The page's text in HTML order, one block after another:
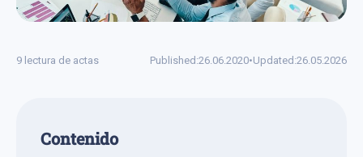
9 lectura de actas Published:26.06.2020•Updated:26.05.2026
Сontenido